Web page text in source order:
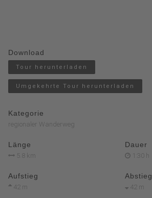
Download
Tour herunterladen
Umgekehrte Tour herunterladen
Kategorie
regionaler Wanderweg
Länge
5.8 km
Dauer
1:30 h
Aufstieg
42 m
Abstieg
42 m